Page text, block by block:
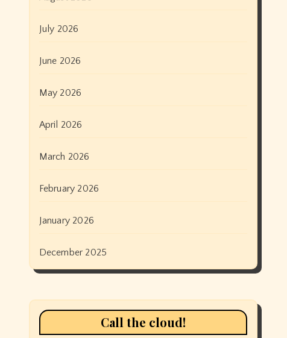
July 2026
June 2026
May 2026
April 2026
March 2026
February 2026
January 2026
December 2025
Call the cloud!